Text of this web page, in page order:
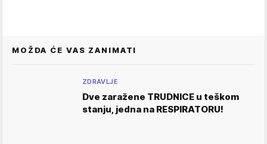
MOŽDA ĆE VAS ZANIMATI
ZDRAVLJE
Dve zaražene TRUDNICE u teškom
stanju, jedna na RESPIRATORU!